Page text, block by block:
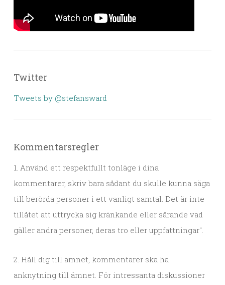
Twitter
Tweets by @stefansward
Kommentarsregler
1. Använd ett respektfullt tonläge i dina
kommentarer, skriv bara sådant du skulle kunna säga
till berörda personer i ett vanligt samtal. Det är inte
tillåtet att uttrycka sig kränkande eller sårande vad
gäller andra personer, deras tro eller uppfattningar".
2. Håll dig till ämnet, kommentarer ska ha
anknytning till ämnet. För intressanta diskussioner